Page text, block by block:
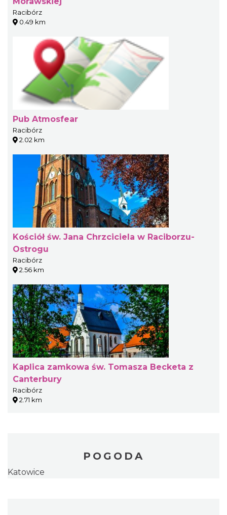
Racibórz
0.49 km
Pub Atmosfear
Racibórz
2.02 km
Kościół św. Jana Chrzciciela w Raciborzu-
Ostrogu
Racibórz
2.56 km
Kaplica zamkowa św. Tomasza Becketa z
Canterbury
Racibórz
2.71 km
POGODA
Katowice